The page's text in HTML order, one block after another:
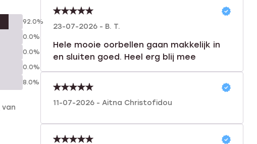
92.0%
0.0%
0.0%
0.0%
8.0%
van
23-07-2026 - B. T.
Hele mooie oorbellen gaan makkelijk in
en sluiten goed. Heel erg blij mee
11-07-2026 - Aitna Christofidou